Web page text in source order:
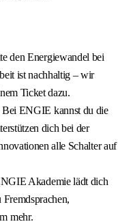
Energiewandel bei
ist nachhaltig – wir
Ticket dazu.
ENGIE kannst du die
dich bei der
alle Schalter auf
Akademie lädt dich
mehr.